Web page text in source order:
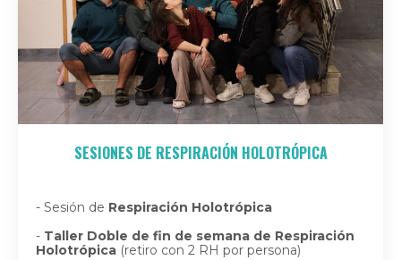
SESIONES DE RESPIRACIÓN HOLOTRÓPICA
- Sesión de Respiración Holotrópica
- Taller Doble de fin de semana de Respiración
Holotrópica (retiro con 2 RH por persona)